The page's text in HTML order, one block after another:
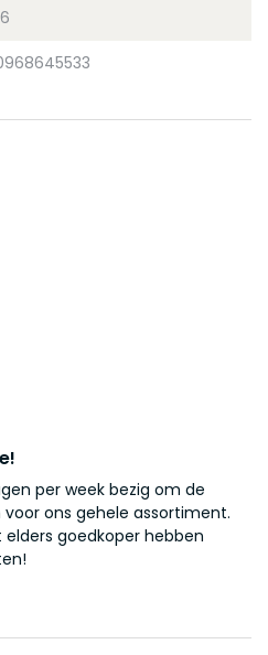
per week bezig om de
ons gehele assortiment.
goedkoper hebben